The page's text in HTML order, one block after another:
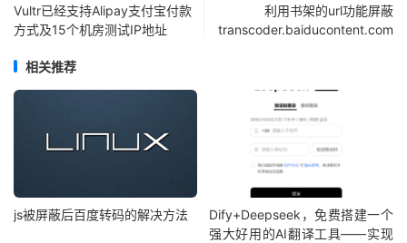
Vultr已经支持Alipay支付宝付款
方式及15个机房测试IP地址
利用书架的url功能屏蔽
transcoder.baiducontent.com
相关推荐
js被屏蔽后百度转码的解决方法
Dify+Deepseek，免费搭建一个
强大好用的AI翻译工具——实现